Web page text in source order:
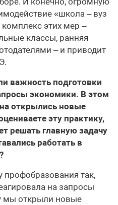
«школа – вуз
этих мер –
классы, ранняя
– и приводит
важность подготовки
экономики. В этом
открылись новые
эту практику,
решать главную задачу
работать в
так,
на запросы
мы открыли новые